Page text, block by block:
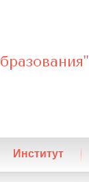
Институт